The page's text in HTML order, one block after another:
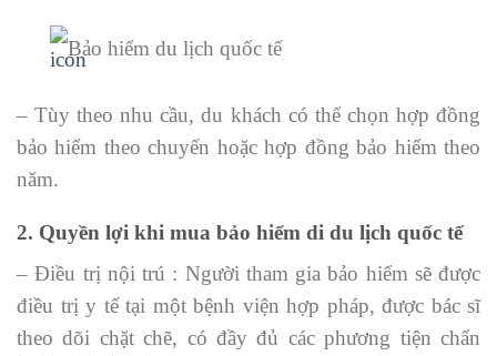
Bảo hiểm du lịch quốc tế
– Tùy theo nhu cầu, du khách có thể chọn hợp đồng
bảo hiểm theo chuyến hoặc hợp đồng bảo hiểm theo
năm.
2. Quyền lợi khi mua bảo hiểm di du lịch quốc tế
– Điều trị nội trú : Người tham gia bảo hiểm sẽ được
điều trị y tế tại một bệnh viện hợp pháp, được bác sĩ
theo dõi chặt chẽ, có đầy đủ các phương tiện chẩn